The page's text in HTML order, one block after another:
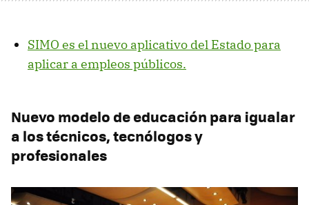
SIMO es el nuevo aplicativo del Estado para
aplicar a empleos públicos.
Nuevo modelo de educación para igualar
a los técnicos, tecnólogos y
profesionales